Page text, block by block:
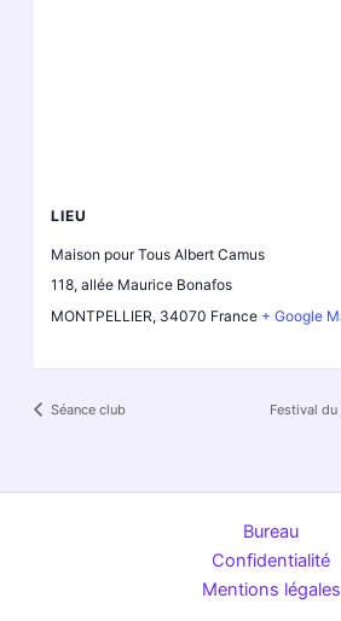
LIEU
Maison pour Tous Albert Camus
118, allée Maurice Bonafos
MONTPELLIER, 34070 France + Google
Séance club Festival
Bureau
Confidentialité
Mentions légales